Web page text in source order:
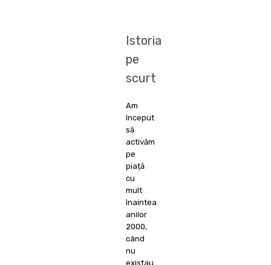
Istoria
pe
scurt
Am
început
să
activăm
pe
piață
cu
mult
înaintea
anilor
2000,
când
nu
existau